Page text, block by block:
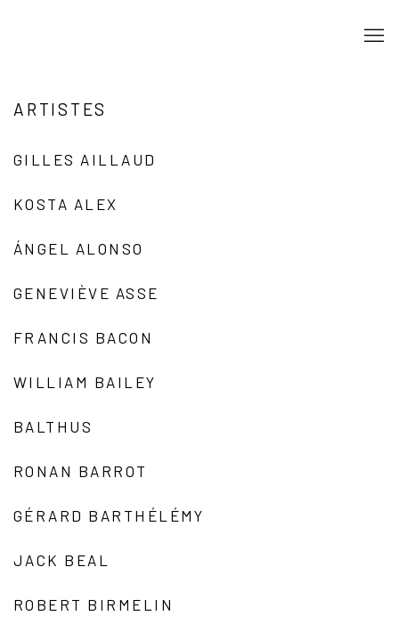
ARTISTES
GILLES AILLAUD
KOSTA ALEX
ÁNGEL ALONSO
GENEVIÈVE ASSE
FRANCIS BACON
WILLIAM BAILEY
BALTHUS
RONAN BARROT
GÉRARD BARTHÉLÉMY
JACK BEAL
ROBERT BIRMELIN